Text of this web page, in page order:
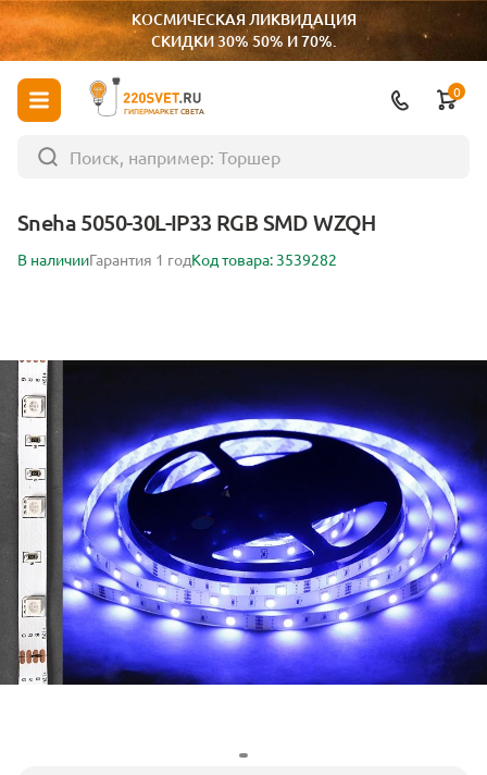
КОСМИЧЕСКАЯ ЛИКВИДАЦИЯ
СКИДКИ 30% 50% И 70%.
ГИПЕРМАРКЕТ СВЕТА
0
Sneha 5050-30L-IP33 RGB SMD WZQH
В наличииГарантия 1 годКод товара: 3539282